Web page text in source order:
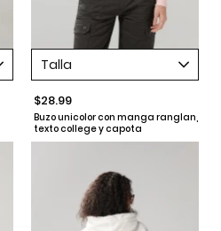
Talla
$28.99
Buzo unicolor con manga ranglan,
texto college y capota